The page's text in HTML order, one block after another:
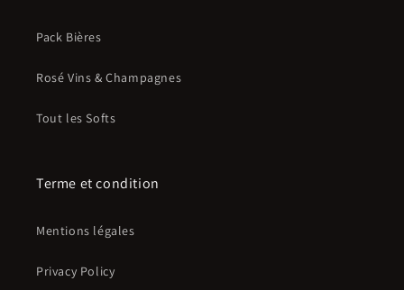
Pack Bières
Rosé Vins & Champagnes
Tout les Softs
Terme et condition
Mentions légales
Privacy Policy